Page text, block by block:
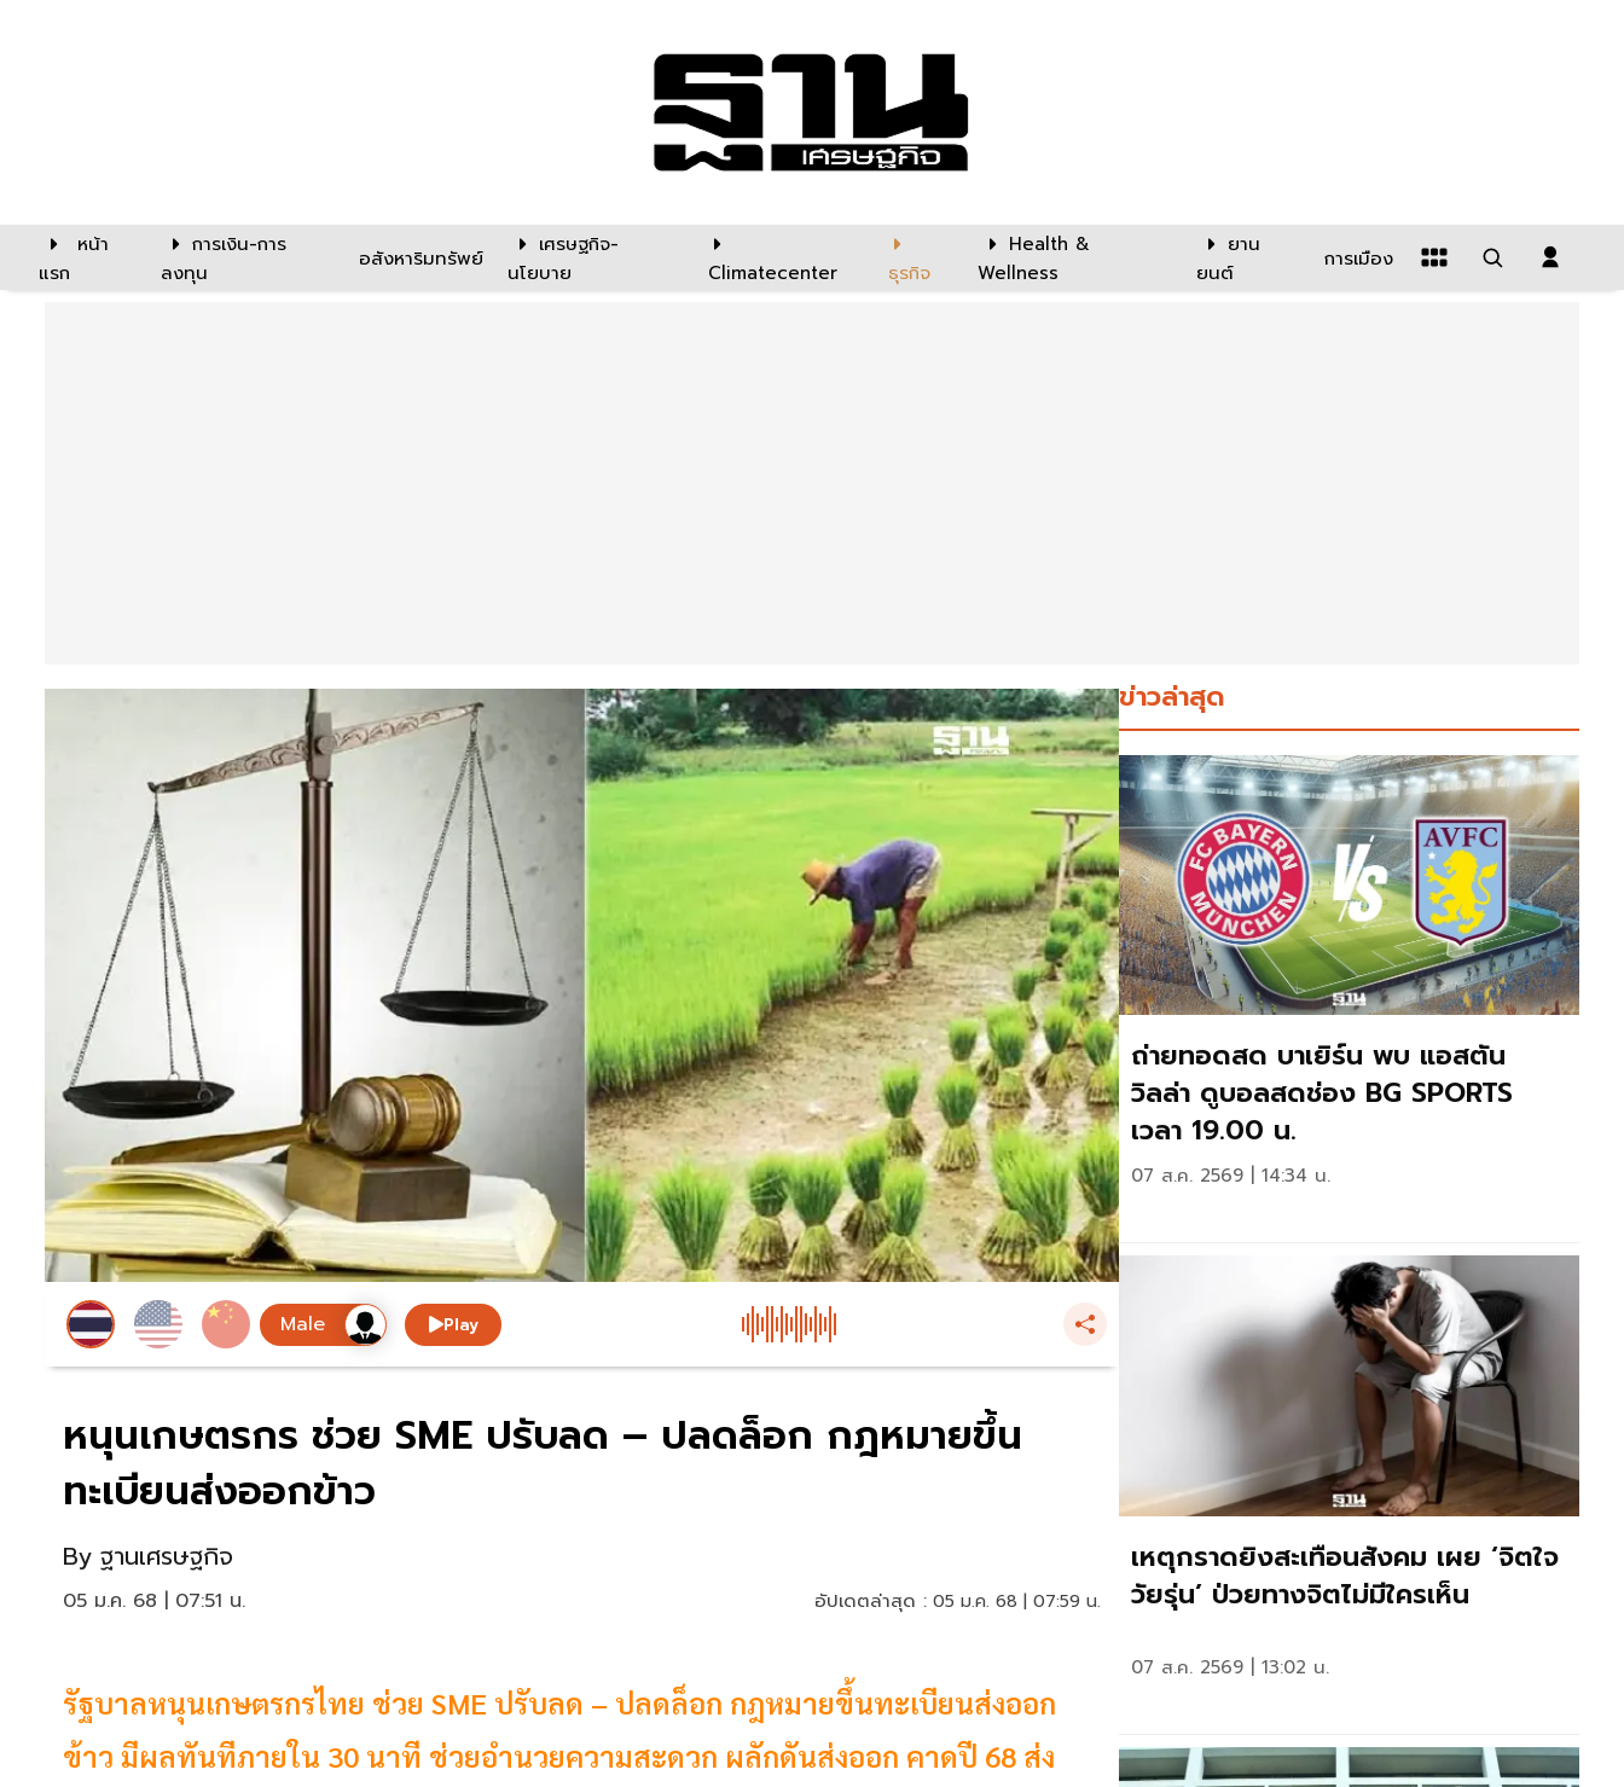
หน้า
แรก
การเงิน-การ
ลงทุน
อสังหาริมทรัพย์
เศรษฐกิจ-
นโยบาย
Climatecenter ธุรกิจ
Health &
Wellness
ยาน
ยนต์
การเมือง
Play
หนุนเกษตรกร ช่วย SME ปรับลด – ปลดล็อก กฎหมายขึ้น
ทะเบียนส่งออกข้าว
By ฐานเศรษฐกิจ
05 ม.ค. 68 | 07:51 น. อัปเดตล่าสุด : 05 ม.ค. 68 | 07:59 น.
รัฐบาลหนุนเกษตรกรไทย ช่วย SME ปรับลด – ปลดล็อก กฎหมายขึ้นทะเบียนส่งออก
ข้าว มีผลทันทีภายใน 30 นาที ช่วยอำนวยความสะดวก ผลักดันส่งออก คาดปี 68 ส่ง
ข่าวล่าสุด
ถ่ายทอดสด บาเยิร์น พบ แอสตัน
วิลล่า ดูบอลสดช่อง BG SPORTS
เวลา 19.00 น.
07 ส.ค. 2569 | 14:34 น.
เหตุกราดยิงสะเทือนสังคม เผย ‘จิตใจ
วัยรุ่น’ ป่วยทางจิตไม่มีใครเห็น
07 ส.ค. 2569 | 13:02 น.